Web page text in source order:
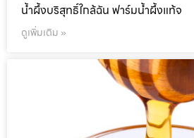
น้ำผึ้งบริสุทธิ์ใกล้ฉัน ฟาร์มน้ำผึ้งแท้จ
ดูเพิ่มเติม »